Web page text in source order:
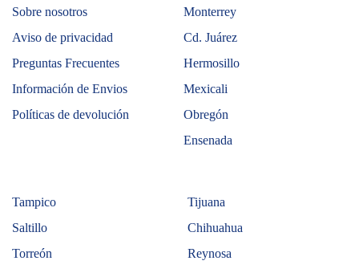
Sobre nosotros
Aviso de privacidad
Preguntas Frecuentes
Información de Envios
Políticas de devolución
Monterrey
Cd. Juárez
Hermosillo
Mexicali
Obregón
Ensenada
Tampico
Tijuana
Saltillo
Chihuahua
Torreón
Reynosa